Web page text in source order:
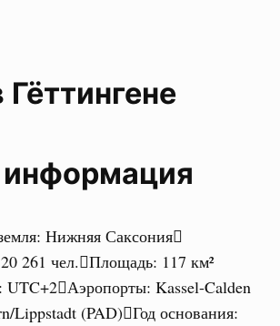
Гёттингене
:Нижняя Саксония
261 чел. Площадь: 117 км²
:UTC+2 Аэропорты:Kassel-Calden
Lippstadt (PAD) Год основания: